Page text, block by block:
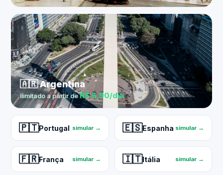
🇦🇷 Argentina
ilimitado a partir deR$ 5,90/dia
🇵🇹Portugal simular → 🇪🇸Espanha simular →
🇫🇷França simular → 🇮🇹Itália simular →